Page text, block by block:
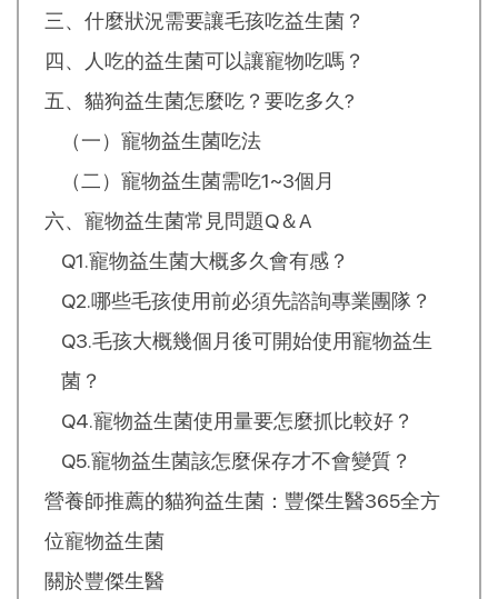
三、什麼狀況需要讓毛孩吃益生菌？
四、人吃的益生菌可以讓寵物吃嗎？
五、貓狗益生菌怎麼吃？要吃多久?
（一）寵物益生菌吃法
（二）寵物益生菌需吃1~3個月
六、寵物益生菌常見問題Q＆A
Q1.寵物益生菌大概多久會有感？
Q2.哪些毛孩使用前必須先諮詢專業團隊？
Q3.毛孩大概幾個月後可開始使用寵物益生
菌？
Q4.寵物益生菌使用量要怎麼抓比較好？
Q5.寵物益生菌該怎麼保存才不會變質？
營養師推薦的貓狗益生菌：豐傑生醫365全方
位寵物益生菌
關於豐傑生醫